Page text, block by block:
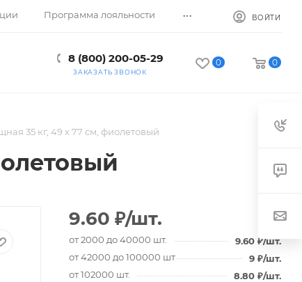
Программа лояльности ... ВОЙТИ
8 (800) 200-05-29
ЗАКАЗАТЬ ЗВОНОК
0 0
35 кг, 49 х 77 см, фиолетовый
9.60 ₽/шт.
от 2000 до 40000 шт. 9.60 ₽/шт.
от 42000 до 100000 шт.
9 ₽/шт.
от 102000 шт.
8.80 ₽/шт.